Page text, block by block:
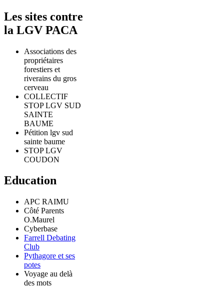
Les sites contre
la LGV PACA
Associations des
propriétaires
forestiers et
riverains du gros
cerveau
COLLECTIF
STOP LGV SUD
SAINTE
BAUME
Pétition lgv sud
sainte baume
STOP LGV
COUDON
Education
APC RAIMU
Côté Parents
O.Maurel
Cyberbase
Farrell Debating
Club
Pythagore et ses
potes
Voyage au delà
des mots